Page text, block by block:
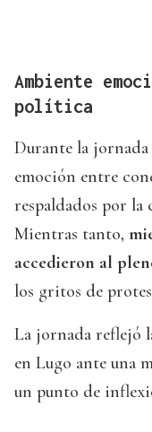
Ambiente
política
Durante la
emoción entre
respaldados por la
Mientras tanto,
accedieron al
los gritos de
La jornada reflejó
en Lugo ante una
un punto de